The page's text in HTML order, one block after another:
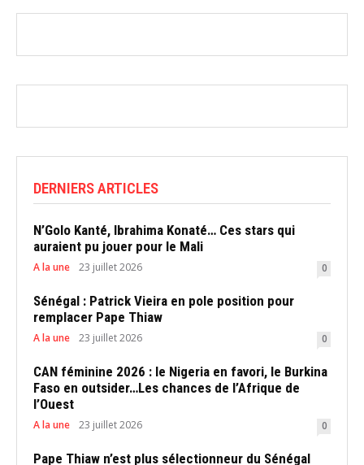
DERNIERS ARTICLES
N’Golo Kanté, Ibrahima Konaté… Ces stars qui
auraient pu jouer pour le Mali
A la une 23 juillet 2026 0
Sénégal : Patrick Vieira en pole position pour
remplacer Pape Thiaw
A la une 23 juillet 2026 0
CAN féminine 2026 : le Nigeria en favori, le Burkina
Faso en outsider…Les chances de l’Afrique de
l’Ouest
A la une 23 juillet 2026 0
Pape Thiaw n’est plus sélectionneur du Sénégal